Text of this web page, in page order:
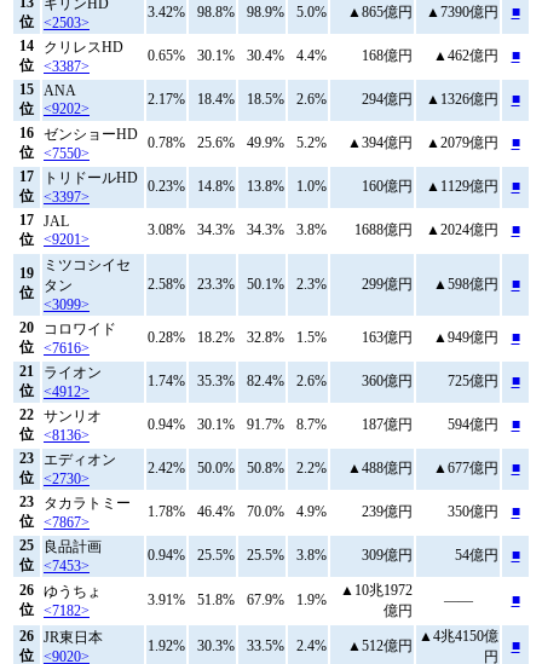
位 <2503>
3.42% 98.8% 98.9% 5.0% ▲865億円 ▲7390億円
■
14
位
クリレスHD
<3387>
0.65% 30.1% 30.4% 4.4% 168億円 ▲462億円
■
15
位
ANA
<9202>
2.17% 18.4% 18.5% 2.6% 294億円 ▲1326億円
■
16
位
ゼンショーHD
<7550>
0.78% 25.6% 49.9% 5.2% ▲394億円 ▲2079億円
■
17
位
トリドールHD
<3397>
0.23% 14.8% 13.8% 1.0% 160億円 ▲1129億円
■
17
位
JAL
<9201>
3.08% 34.3% 34.3% 3.8% 1688億円 ▲2024億円 ■
19
位
ミツコシイセ
タン
<3099>
2.58% 23.3% 50.1% 2.3% 299億円 ▲598億円 ■
20
位
コロワイド
<7616>
0.28% 18.2% 32.8% 1.5% 163億円 ▲949億円
■
21
位
ライオン
<4912>
1.74% 35.3% 82.4% 2.6% 360億円 725億円
■
22
位
サンリオ
<8136>
0.94% 30.1% 91.7% 8.7% 187億円 594億円
■
23
位
エディオン
<2730>
2.42% 50.0% 50.8% 2.2% ▲488億円 ▲677億円
■
23
位
タカラトミー
<7867>
1.78% 46.4% 70.0% 4.9% 239億円 350億円
■
25
位
良品計画
<7453>
0.94% 25.5% 25.5% 3.8% 309億円 54億円 ■
26
位
ゆうちょ
<7182>
3.91% 51.8% 67.9% 1.9%
▲10兆1972
億円
―― ■
26
位
JR東日本
<9020>
1.92% 30.3% 33.5% 2.4% ▲512億円
▲4兆4150億
円
■